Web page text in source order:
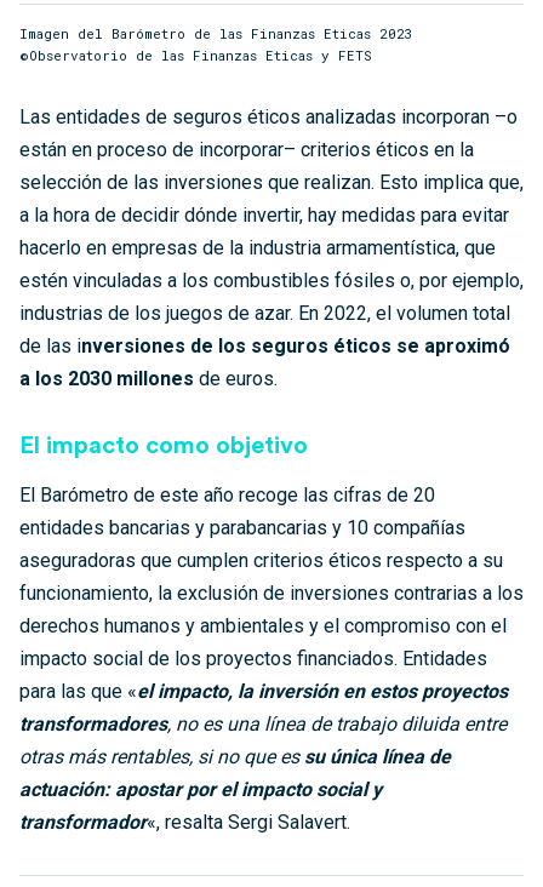
Imagen del Barómetro de las Finanzas Eticas 2023
©Observatorio de las Finanzas Eticas y FETS
Las entidades de seguros éticos analizadas incorporan –o
están en proceso de incorporar– criterios éticos en la
selección de las inversiones que realizan. Esto implica que,
a la hora de decidir dónde invertir, hay medidas para evitar
hacerlo en empresas de la industria armamentística, que
estén vinculadas a los combustibles fósiles o, por ejemplo,
industrias de los juegos de azar. En 2022, el volumen total
de las inversiones de los seguros éticos se aproximó
a los 2030 millones de euros.
El impacto como objetivo
El Barómetro de este año recoge las cifras de 20
entidades bancarias y parabancarias y 10 compañías
aseguradoras que cumplen criterios éticos respecto a su
funcionamiento, la exclusión de inversiones contrarias a los
derechos humanos y ambientales y el compromiso con el
impacto social de los proyectos financiados. Entidades
para las que «el impacto, la inversión en estos proyectos
transformadores, no es una línea de trabajo diluida entre
otras más rentables, si no que es su única línea de
actuación: apostar por el impacto social y
transformador«, resalta Sergi Salavert.